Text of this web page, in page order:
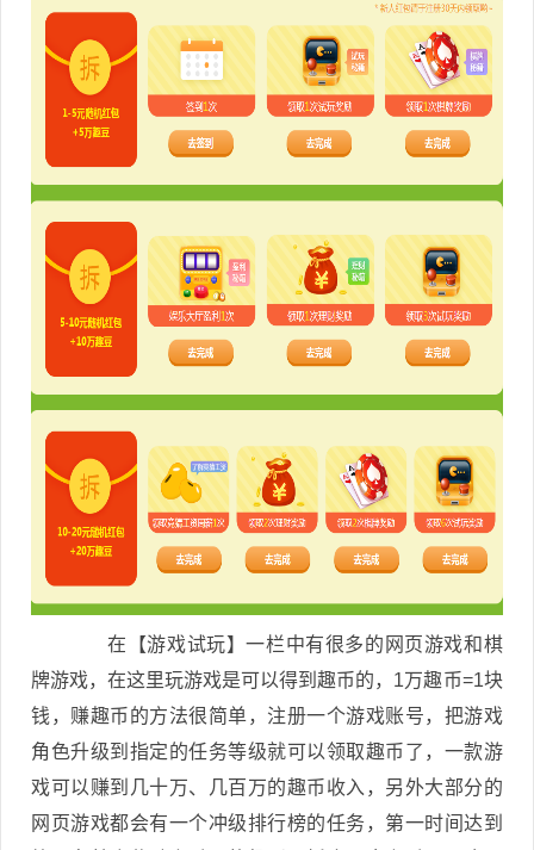
在【游戏试玩】一栏中有很多的网页游戏和棋
牌游戏，在这里玩游戏是可以得到趣币的，1万趣币=1块
钱，赚趣币的方法很简单，注册一个游戏账号，把游戏
角色升级到指定的任务等级就可以领取趣币了，一款游
戏可以赚到几十万、几百万的趣币收入，另外大部分的
网页游戏都会有一个冲级排行榜的任务，第一时间达到